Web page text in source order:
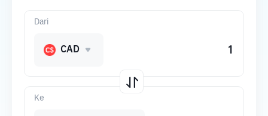
Ke
Dari
CAD